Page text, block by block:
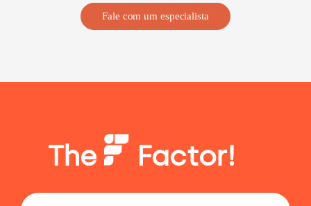
Fale com um especialista
The Factor!